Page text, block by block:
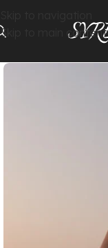
Skip to main content